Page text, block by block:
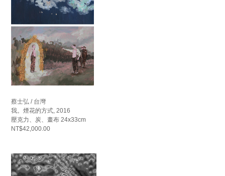
蔡士弘 / 台灣
我。煙花的方式, 2016
壓克力、炭、畫布 24x33cm
NT$42,000.00